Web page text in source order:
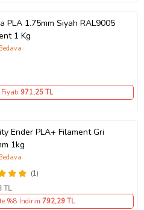
PLA 1.75mm Siyah RAL9005
1 Kg
971,25 TL
Ender PLA+ Filament Gri
1kg
(1)
TL
%8 İndirim 792,29 TL